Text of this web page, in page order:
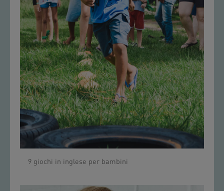
9 giochi in inglese per bambini